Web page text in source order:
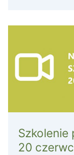
Szkolenie
20